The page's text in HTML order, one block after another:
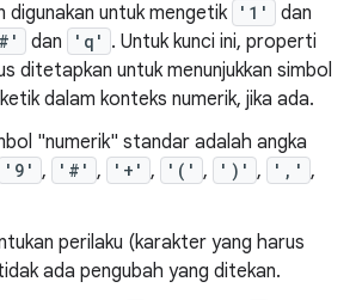
digunakan untuk mengetik
'1' dan
dan 'q' . Untuk kunci ini, properti
ditetapkan untuk menunjukkan simbol
dalam konteks numerik, jika ada.
"numerik" standar adalah angka
'9' , '#' , '+' , '(' , ')' , ',' ,
perilaku (karakter yang harus
ada pengubah yang ditekan.